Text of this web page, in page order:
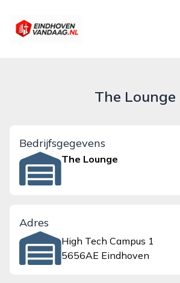
eindhovenvandaag.nl
The Lounge
Bedrijfsgegevens
The Lounge
Adres
High Tech Campus 1
5656AE Eindhoven